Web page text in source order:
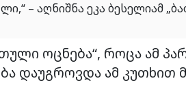
– აღნიშნა ეკა ბესელიამ
ოცნება“, როცა ამ
დაუგროვდა ამ კუთხით